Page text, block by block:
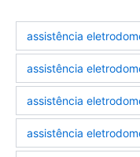
assistência
assistência
assistência
assistência